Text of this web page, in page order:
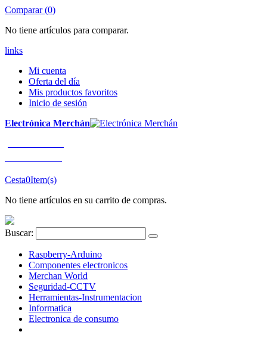
Comparar (0)
No tiene artículos para comparar.
links
Mi cuenta
Oferta del día
Mis productos favoritos
Inicio de sesión
Electrónica Merchán
Cesta0Item(s)
No tiene artículos en su carrito de compras.
Buscar:
Raspberry-Arduino
Componentes electronicos
Merchan World
Seguridad-CCTV
Herramientas-Instrumentacion
Informatica
Electronica de consumo